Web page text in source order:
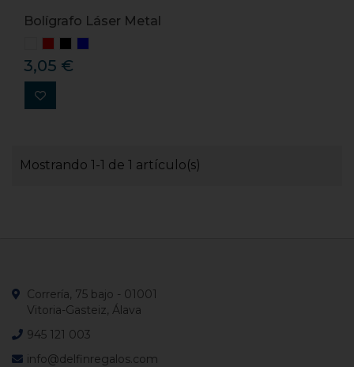
Bolígrafo Láser Metal
3,05 €
Mostrando 1-1 de 1 artículo(s)
Correría, 75 bajo - 01001
Vitoria-Gasteiz, Álava
945 121 003
info@delfinregalos.com